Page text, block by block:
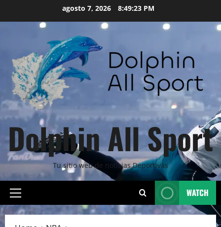
agosto 7, 2026 8:49:24 PM
Dolphin All Sport
Tu sitio web de noticias Deportivas
Primary
Menu
WATCH